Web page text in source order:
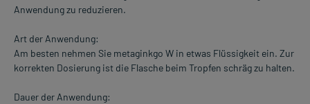
Anwendung zu reduzieren.
Art der Anwendung:
Am besten nehmen Sie metaginkgo W in etwas Flüssigkeit ein. Zur
korrekten Dosierung ist die Flasche beim Tropfen schräg zu halten.
Dauer der Anwendung: